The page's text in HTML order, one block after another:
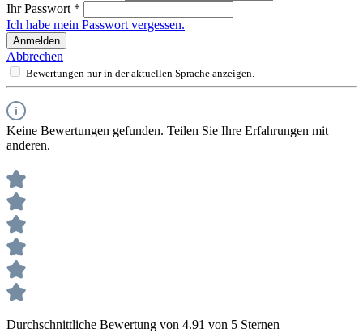
Ihr Passwort *
Ich habe mein Passwort vergessen.
Anmelden
Abbrechen
Bewertungen nur in der aktuellen Sprache anzeigen.
Keine Bewertungen gefunden. Teilen Sie Ihre Erfahrungen mit
anderen.
Durchschnittliche Bewertung von 4.91 von 5 Sternen